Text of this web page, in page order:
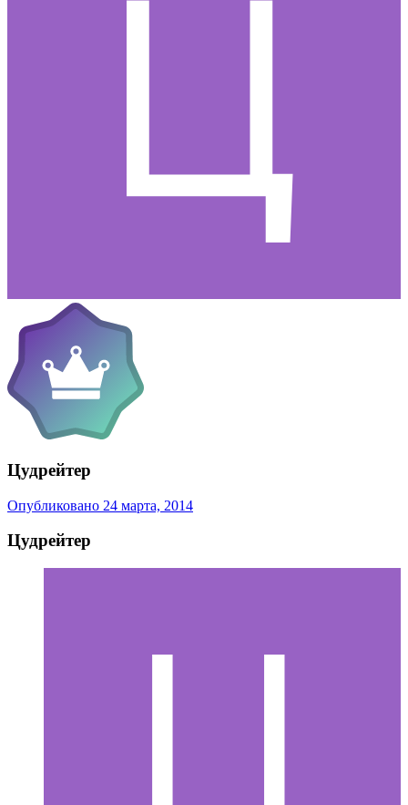
Цудрейтер
Опубликовано 24 марта, 2014
Цудрейтер